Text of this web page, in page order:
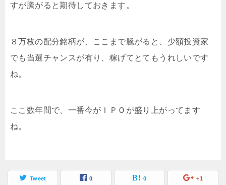
すが騰がると期待しておきます。
８万枚の配分銘柄が、ここまで騰がると、少額投資家
でも当選チャンスが有り、稼げてとてもうれしいです
ね。
ここ数年間で、一番今がＩＰＯが盛り上がってます
ね。
Tweet 0 0 +1